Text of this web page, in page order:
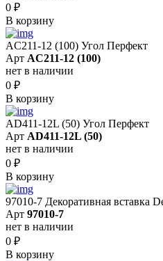
0 ₽
В корзину
AC211-12 (100) Угол Перфект
Арт AC211-12 (100)
нет в наличии
0 ₽
В корзину
AD411-12L (50) Угол Перфект
Арт AD411-12L (50)
нет в наличии
0 ₽
В корзину
97010-7 Декоративная вставка
Арт 97010-7
нет в наличии
0 ₽
В корзину